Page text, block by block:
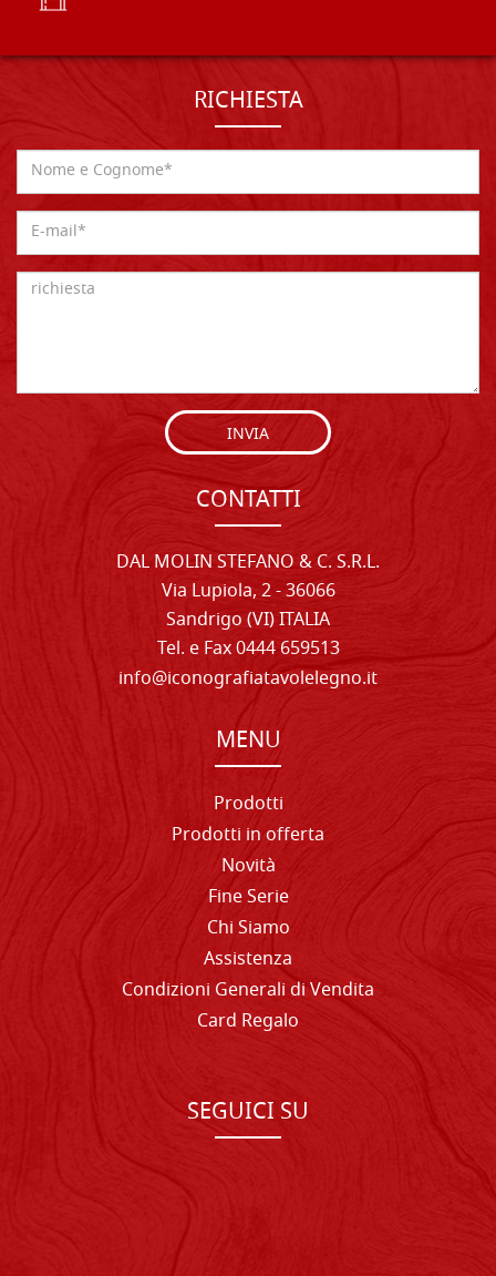
RICHIESTA
INVIA
CONTATTI
DAL MOLIN STEFANO & C. S.R.L.
Via Lupiola, 2 - 36066
Sandrigo (VI) ITALIA
Tel. e Fax 0444 659513
info@iconografiatavolelegno.it
MENU
Prodotti
Prodotti in offerta
Novità
Fine Serie
Chi Siamo
Assistenza
Condizioni Generali di Vendita
Card Regalo
SEGUICI SU